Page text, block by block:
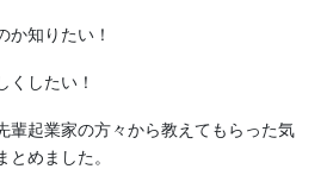
か知りたい！
くしたい！
輩起業家の方々から教えてもらった気
めました。